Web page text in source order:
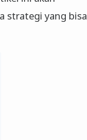
strategi yang bisa